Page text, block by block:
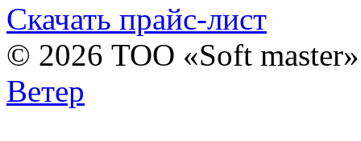
Скачать прайс-лист
© 2026 ТОО «Soft
Ветер